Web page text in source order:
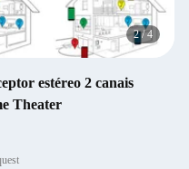
2/4
estéreo 2 canais
Theater